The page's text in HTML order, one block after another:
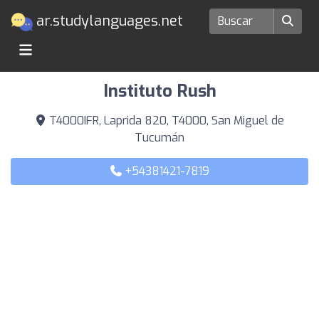
ar.studylanguages.net
Instituto Rush
T4000IFR, Laprida 820, T4000, San Miguel de
Tucumán
+54381421-7819